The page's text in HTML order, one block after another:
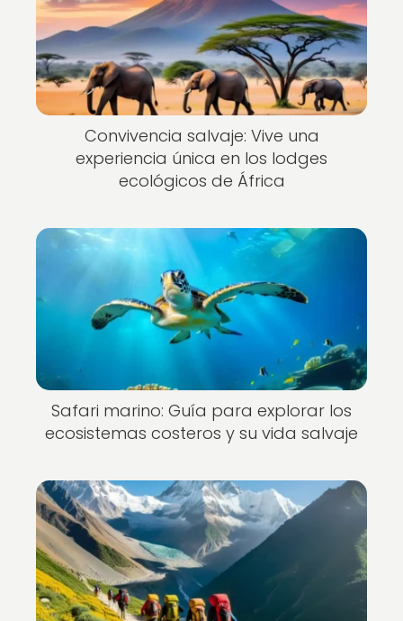
Convivencia salvaje: Vive una
experiencia única en los lodges
ecológicos de África
Safari marino: Guía para explorar los
ecosistemas costeros y su vida salvaje